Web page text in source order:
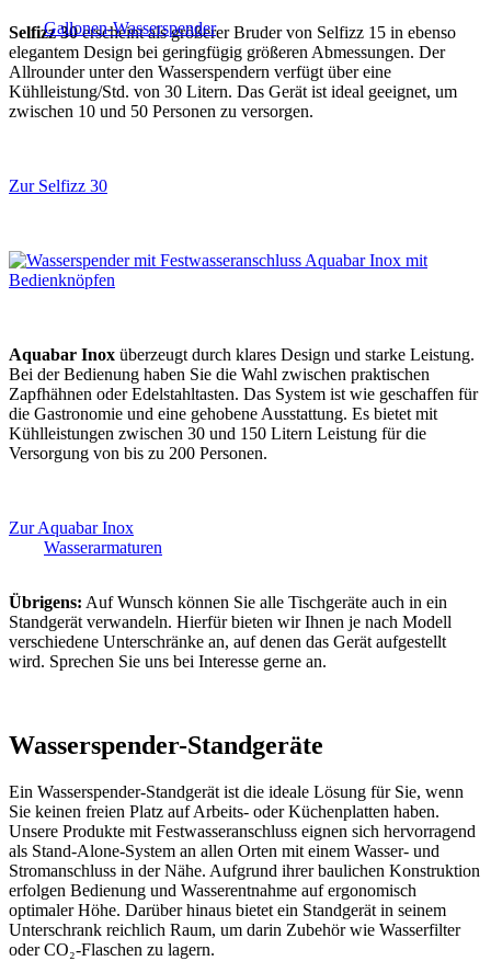
Gallonen-Wasserspender
Wasserarmaturen
Selfizz 30erscheint als größerer Bruder von Selfizz 15 in ebenso
elegantem Design bei geringfügig größeren Abmessungen. Der
Allrounder unter den Wasserspendern verfügt über eine
Kühlleistung/Std. von 30 Litern. Das Gerät ist ideal geeignet, um
zwischen 10 und 50 Personen zu versorgen.
Zur Selfizz 30
Aquabar Inox überzeugt durch klares Design und starke Leistung.
Bei der Bedienung haben Sie die Wahl zwischen praktischen
Zapfhähnen oder Edelstahltasten. Das System ist wie geschaffen für
die Gastronomie und eine gehobene Ausstattung. Es bietet mit
Kühlleistungen zwischen 30 und 150 Litern Leistung für die
Versorgung von bis zu 200 Personen.
Zur Aquabar Inox
Übrigens: Auf Wunsch können Sie alle Tischgeräte auch in ein
Standgerät verwandeln. Hierfür bieten wir Ihnen je nach Modell
verschiedene Unterschränke an, auf denen das Gerät aufgestellt
wird. Sprechen Sie uns bei Interesse gerne an.
Wasserspender-Standgeräte
Ein Wasserspender-Standgerät ist die ideale Lösung für Sie, wenn
Sie keinen freien Platz auf Arbeits- oder Küchenplatten haben.
Unsere Produkte mit Festwasseranschluss eignen sich hervorragend
als Stand-Alone-System an allen Orten mit einem Wasser- und
Stromanschluss in der Nähe. Aufgrund ihrer baulichen Konstruktion
erfolgen Bedienung und Wasserentnahme auf ergonomisch
optimaler Höhe. Darüber hinaus bietet ein Standgerät in seinem
Unterschrank reichlich Raum, um darin Zubehör wie Wasserfilter
oder CO₂-Flaschen zu lagern.